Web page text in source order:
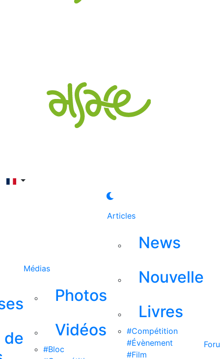
de
Médias
Photos
Vidéos
#Bloc
Articles
News
Nouvelle
Livres
#Compétition
#Évènement
#Film